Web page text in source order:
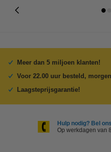
Meer dan 5 miljoen klanten!
Voor 22.00 uur besteld,
Laagsteprijsgarantie!
Hulp nodig? Bel
Op werkdagen van